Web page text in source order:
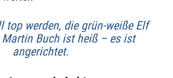
top werden, die grün-weiße Elf
Martin Buch ist heiß – es ist
angerichtet.